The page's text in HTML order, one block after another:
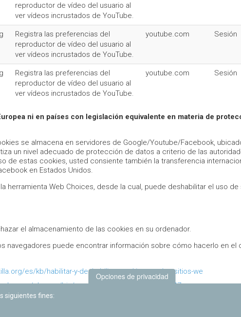
reproductor de vídeo del usuario al
ver vídeos incrustados de YouTube.
Registra las preferencias del
reproductor de vídeo del usuario al
ver vídeos incrustados de YouTube.
youtube.com Sesión
Registra las preferencias del
reproductor de vídeo del usuario al
ver vídeos incrustados de YouTube.
youtube.com Sesión
ni en países con legislación equivalente en materia de
se almacena en servidores de Google/Youtube/Facebook,
un nivel adecuado de protección de datos a criterio de las
de estas cookies, usted consiente también la transferencia
en Estados Unidos.
herramienta Web Choices, desde la cual, puede deshabilitar el uso de
el almacenamiento de las cookies en su ordenador.
navegadores puede encontrar información sobre cómo hacerlo en el
es/kb/habilitar-y-deshabilitar-cookies-que-los-sitios-we
chrome/bin/answer.py?hl=es&answer=95647
es-es/help/17442/windows-internet-explorer-delete-
Opciones de privacidad
siguientes fines: